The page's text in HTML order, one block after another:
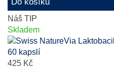
Náš TIP
Skladem
425 Kč